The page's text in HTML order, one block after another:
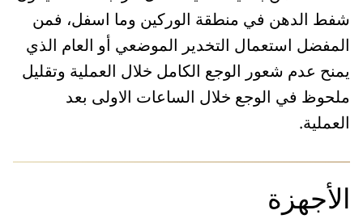
شفط الدهن في منطقة الوركين وما اسفل، فمن
المفضل استعمال التخدير الموضعي أو العام الذي
يمنح عدم شعور الوجع الكامل خلال العملية وتقليل
ملحوظ في الوجع خلال الساعات الاولى بعد
العملية.
الأجهزة